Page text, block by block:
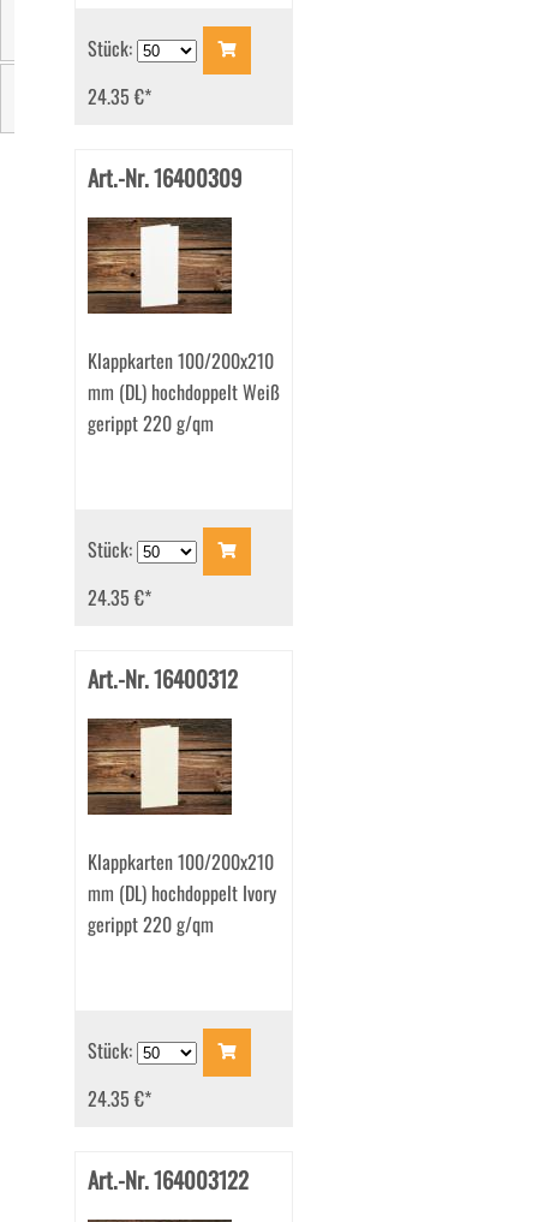
Zertifizierung
Stück:
24.35 €*
Art.-Nr. 16400309
Klappkarten 100/200x210
mm (DL) hochdoppelt Weiß
gerippt 220 g/qm
Stück:
24.35 €*
Art.-Nr. 16400312
Klappkarten 100/200x210
mm (DL) hochdoppelt Ivory
gerippt 220 g/qm
Stück:
24.35 €*
Art.-Nr. 164003122